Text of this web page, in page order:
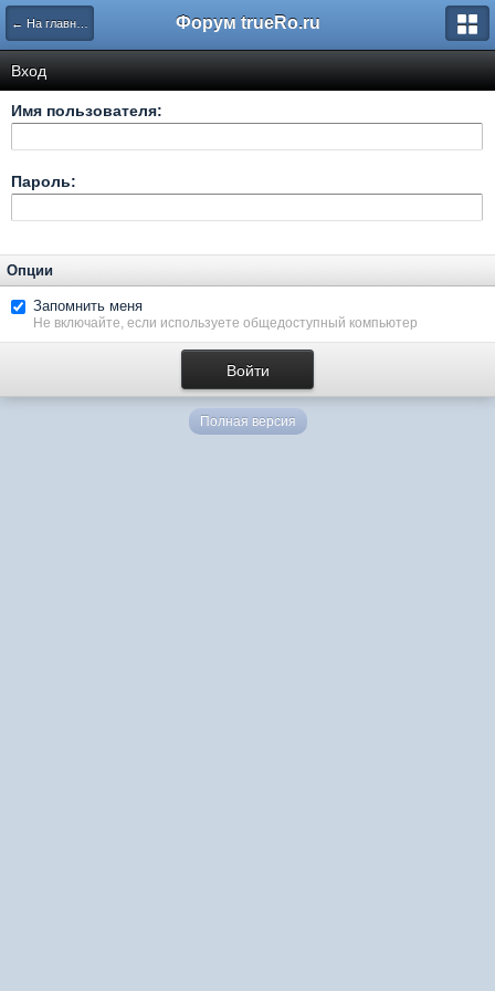
← На главную Форум trueRo.ru
Вход
Имя пользователя:
Пароль:
Опции
Запомнить меня
Не включайте, если используете общедоступный компьютер
Полная версия